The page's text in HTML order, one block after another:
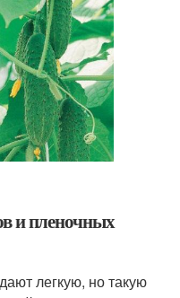
и пленочных
легкую, но такую